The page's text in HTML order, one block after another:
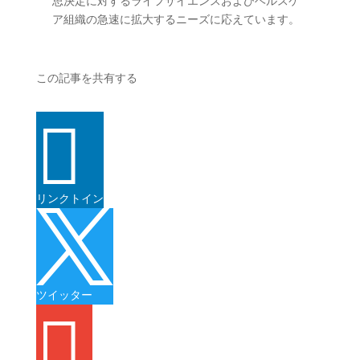
ア組織の急速に拡大するニーズに応えています。
この記事を共有する

リンクトイン

ツイッター
